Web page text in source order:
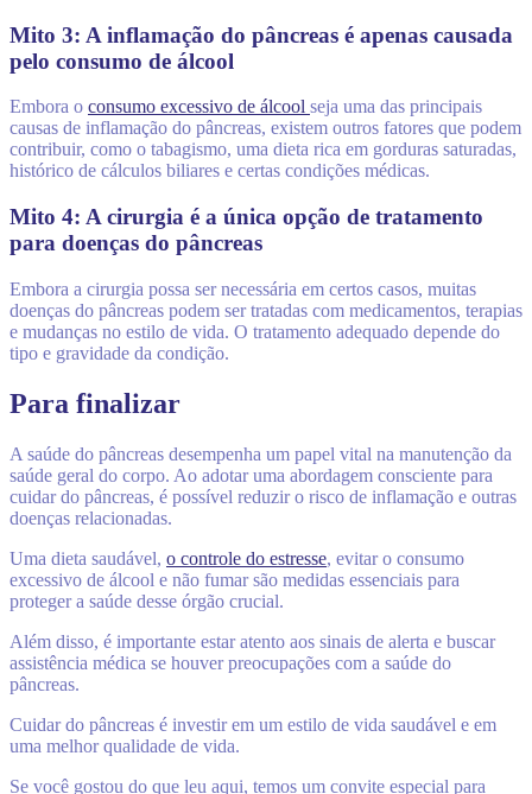
Mito 3: A inflamação do pâncreas é apenas causada
pelo consumo de álcool
Embora o consumo excessivo de álcool seja uma das principais
causas de inflamação do pâncreas, existem outros fatores que podem
contribuir, como o tabagismo, uma dieta rica em gorduras saturadas,
histórico de cálculos biliares e certas condições médicas.
Mito 4: A cirurgia é a única opção de tratamento
para doenças do pâncreas
Embora a cirurgia possa ser necessária em certos casos, muitas
doenças do pâncreas podem ser tratadas com medicamentos, terapias
e mudanças no estilo de vida. O tratamento adequado depende do
tipo e gravidade da condição.
Para finalizar
A saúde do pâncreas desempenha um papel vital na manutenção da
saúde geral do corpo. Ao adotar uma abordagem consciente para
cuidar do pâncreas, é possível reduzir o risco de inflamação e outras
doenças relacionadas.
Uma dieta saudável, o controle do estresse, evitar o consumo
excessivo de álcool e não fumar são medidas essenciais para
proteger a saúde desse órgão crucial.
Além disso, é importante estar atento aos sinais de alerta e buscar
assistência médica se houver preocupações com a saúde do
pâncreas.
Cuidar do pâncreas é investir em um estilo de vida saudável e em
uma melhor qualidade de vida.
Se você gostou do que leu aqui, temos um convite especial para